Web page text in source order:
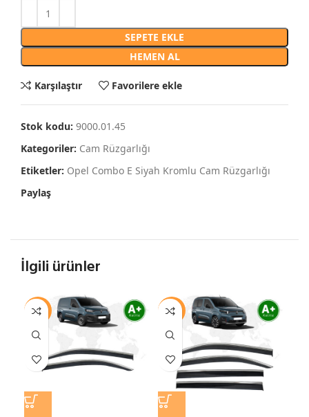
SEPETE EKLE
HEMEN AL
Karşılaştır Favorilere ekle
Stok kodu: 9000.01.45
Kategoriler: Cam Rüzgarlığı
Etiketler: Opel Combo E Siyah Kromlu Cam Rüzgarlığı
Paylaş
İlgili ürünler
-10% -7%